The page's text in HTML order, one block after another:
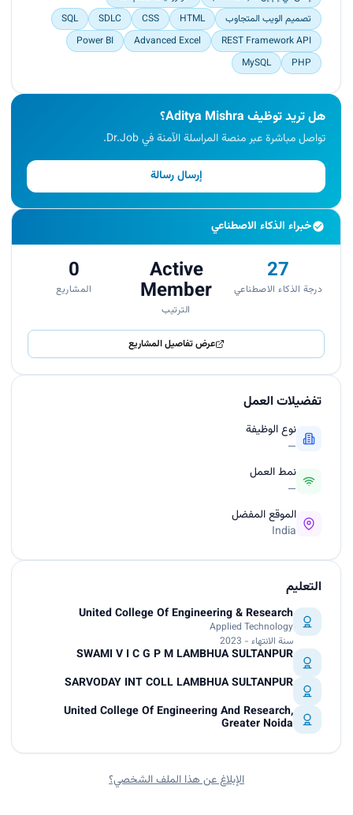
Achievements:
Successfully developed and deployed several key
features that improved the platform's
functionality and user engagement.
Streamlined the backend processes to enhance
system performance and reliability.
تصميم الويب المتجاوب
HTML
CSS
SDLC
SQL
REST Framework API
Advanced Excel
Power BI
PHP
MySQL
هل تريد توظيف Aditya Mishra؟
تواصل مباشرة عبر منصة المراسلة الآمنة في Dr.Job.
إرسال رسالة
خبراء الذكاء الاصطناعي
27
درجة الذكاء الاصطناعي
Active
Member
الترتيب
0
المشاريع
عرض تفاصيل المشاريع
تفضيلات العمل
نوع الوظيفة
—
نمط العمل
—
الموقع المفضل
India
التعليم
United College Of Engineering & Research
Applied Technology
سنة الانتهاء - 2023
SWAMI V I C G P M LAMBHUA SULTANPUR
SARVODAY INT COLL LAMBHUA SULTANPUR
United College Of Engineering And Research,
Greater Noida
الإبلاغ عن هذا الملف الشخصي؟